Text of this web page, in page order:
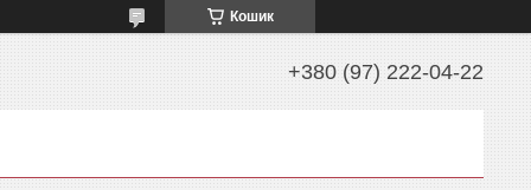
Кошик
+380 (97) 222-04-22